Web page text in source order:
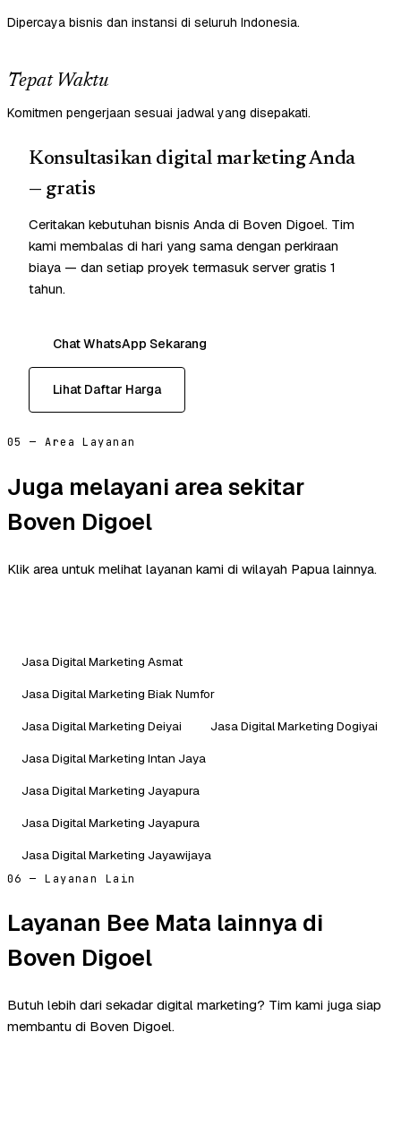
Dipercaya bisnis dan instansi di seluruh Indonesia.
Tepat Waktu
Komitmen pengerjaan sesuai jadwal yang disepakati.
Konsultasikan digital marketing Anda
— gratis
Ceritakan kebutuhan bisnis Anda di Boven Digoel. Tim
kami membalas di hari yang sama dengan perkiraan
biaya — dan setiap proyek termasuk server gratis 1
tahun.
Chat WhatsApp Sekarang
Lihat Daftar Harga
05 — Area Layanan
Juga melayani area sekitar
Boven Digoel
Klik area untuk melihat layanan kami di wilayah Papua lainnya.
Jasa Digital Marketing Asmat
Jasa Digital Marketing Biak Numfor
Jasa Digital Marketing Deiyai
Jasa Digital Marketing Dogiyai
Jasa Digital Marketing Intan Jaya
Jasa Digital Marketing Jayapura
Jasa Digital Marketing Jayapura
Jasa Digital Marketing Jayawijaya
06 — Layanan Lain
Layanan Bee Mata lainnya di
Boven Digoel
Butuh lebih dari sekadar digital marketing? Tim kami juga siap
membantu di Boven Digoel.